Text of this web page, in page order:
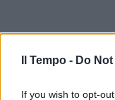
Il Tempo - Do
If you wish to opt-